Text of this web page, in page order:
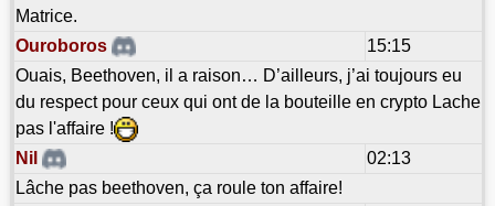
Matrice.
Ouroboros
15:15
Ouais, Beethoven, il a raison… D’ailleurs, j’ai toujours eu
du respect pour ceux qui ont de la bouteille en crypto Lache
pas l'affaire !
Nil
02:13
Lâche pas beethoven, ça roule ton affaire!